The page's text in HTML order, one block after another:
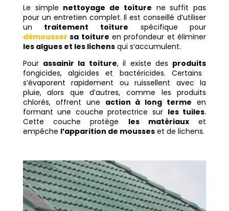
Le simple nettoyage de toiture ne suffit pas
pour un entretien complet. Il est conseillé d’utiliser
un traitement toiture spécifique pour
démousser sa toiture en profondeur et éliminer
les algues et les lichensqui s’accumulent.
Pour assainir la toiture, il existe des produits
fongicides, algicides et bactéricides. Certains
s’évaporent rapidement ou ruissellent avec la
pluie, alors que d’autres, comme les produits
chlorés, offrent une action à long terme en
formant une couche protectrice sur les tuiles.
Cette couche protège les matériauxet
empêche l’apparition de mousseset de lichens.